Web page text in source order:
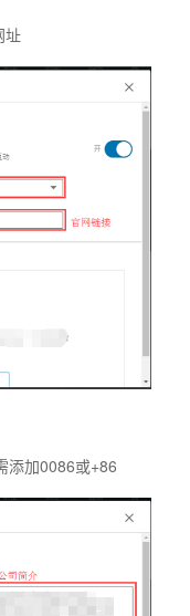
址
添加0086或+86